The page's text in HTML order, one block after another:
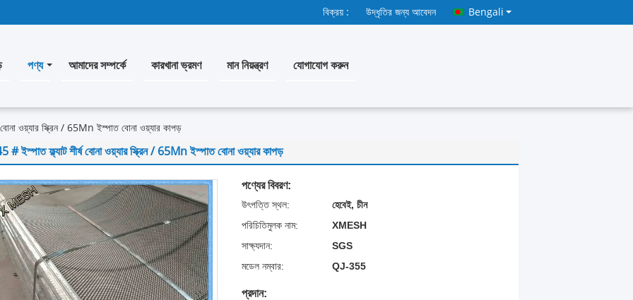
বিক্রয় : উদ্ধৃতির জন্য আবেদন Bengali
পণ্য আমাদের সম্পর্কে কারখানা ভ্রমণ মান নিয়ন্ত্রণ যোগাযোগ করুন
ওয়্যার স্ক্রিন / 65Mn ইস্পাত বোনা ওয়্যার কাপড়
# ইস্পাত ফ্ল্যাট শীর্ষ বোনা ওয়্যার স্ক্রিন / 65Mn ইস্পাত বোনা ওয়্যার কাপড়
পণ্যের বিবরণ:
উৎপত্তি স্থল:
হেবেই, চীন
পরিচিতিমুলক নাম:
XMESH
সাক্ষ্যদান:
SGS
মডেল নম্বার:
QJ-355
প্রদান: